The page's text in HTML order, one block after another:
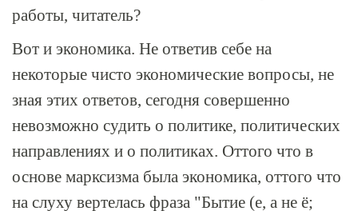
работы, читатель?
Вот и экономика. Не ответив себе на
некоторые чисто экономические вопросы, не
зная этих ответов, сегодня совершенно
невозможно судить о политике, политических
направлениях и о политиках. Оттого что в
основе марксизма была экономика, оттого что
на слуху вертелась фраза "Бытие (е, а не ё;